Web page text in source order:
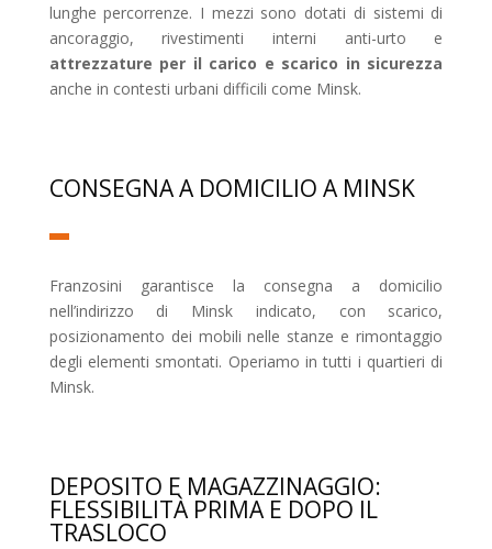
lunghe percorrenze. I mezzi sono dotati di sistemi di
ancoraggio, rivestimenti interni anti-urto e
attrezzature per il carico e scarico in sicurezza
anche in contesti urbani difficili come Minsk.
CONSEGNA A DOMICILIO A MINSK
Franzosini garantisce la consegna a domicilio
nell’indirizzo di Minsk indicato, con scarico,
posizionamento dei mobili nelle stanze e rimontaggio
degli elementi smontati. Operiamo in tutti i quartieri di
Minsk.
DEPOSITO E MAGAZZINAGGIO:
FLESSIBILITÀ PRIMA E DOPO IL
TRASLOCO